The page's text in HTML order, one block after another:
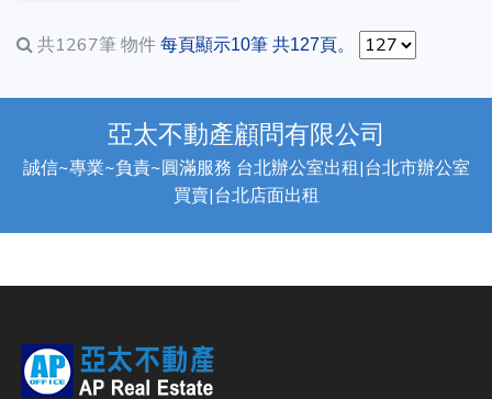
共1267筆 物件 每頁顯示10筆 共127頁。
亞太不動產顧問有限公司
誠信~專業~負責~圓滿服務 台北辦公室出租|台北市辦公室
買賣|台北店面出租